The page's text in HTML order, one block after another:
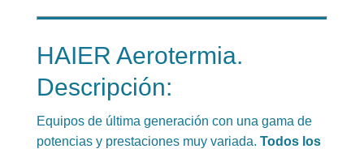
HAIER Aerotermia.
Descripción:
Equipos de última generación con una gama de
potencias y prestaciones muy variada. Todos los